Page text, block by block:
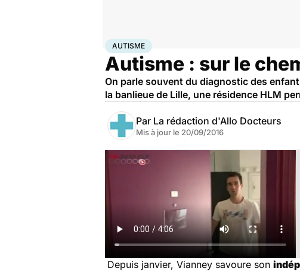
AccueilSanté Autisme
AUTISME
Autisme : sur le
On parle souvent du diagnostic des
la banlieue de Lille, une résidence HLM
Par La rédaction d'Allo Docteurs
Mis à jour le 20/09/2016
Depuis janvier, Vianney savoure son